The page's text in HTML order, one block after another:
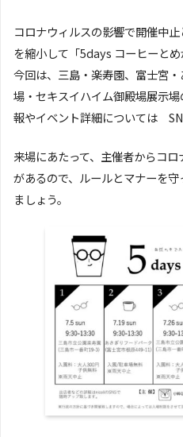
コロナウィルスの影響で開催中
を縮小して「5days コーヒーとめ
今回は、三島・楽寿園、富士宮
場・セキスイハイム御殿場展示
報やイベント詳細については
来場にあたって、主催者からコ
があるので、ルールとマナーを
ましょう。